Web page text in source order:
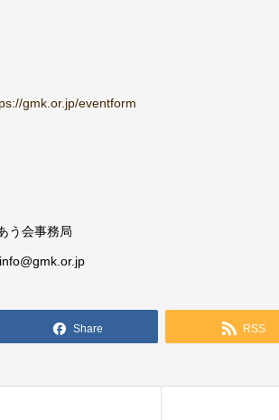
gmk.or.jp/eventform
う会事務局
Share RSS